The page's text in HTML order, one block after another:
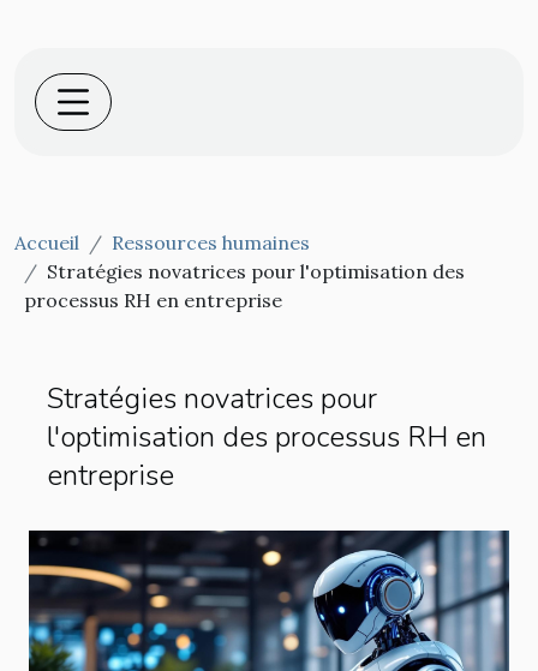
Accueil
Ressources humaines
Stratégies novatrices pour l'optimisation des
processus RH en entreprise
Stratégies novatrices pour
l'optimisation des processus RH en
entreprise